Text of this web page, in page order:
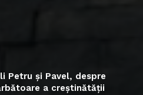
Petru și Pavel, despre
a creștinătății